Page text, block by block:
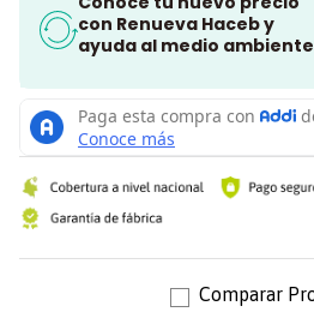
con Renueva Haceb y
ayuda al medio ambiente